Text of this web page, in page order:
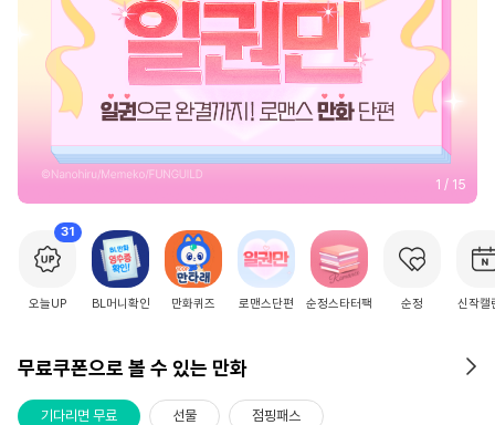
2 / 15
31
오늘UP BL머니확인 만화퀴즈 로맨스단편 순정스타터팩 순정 신작캘
무료쿠폰으로 볼 수 있는 만화
기다리면 무료 선물 점핑패스